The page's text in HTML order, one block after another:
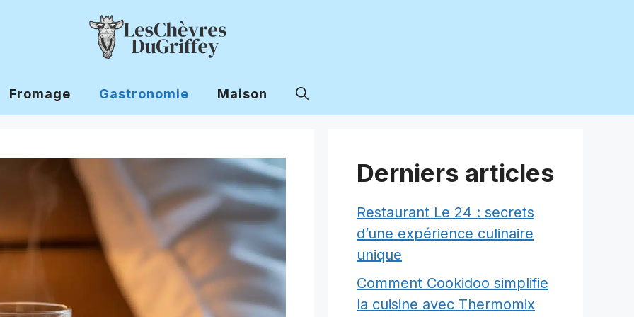
Fromage Gastronomie Maison
Derniers articles
Restaurant Le 24 : secrets
d’une expérience culinaire
unique
Comment Cookidoo simplifie
la cuisine avec Thermomix